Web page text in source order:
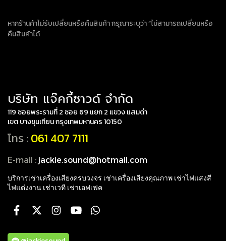
หากร้านค้าไม่รับเปลี่ยนหรือคืนสินค้า กรุณาระบุว่า “ไม่สามารถเปลี่ยนหรือ
คืนสินค้าได้
บริษัท แจ๊คกี้ซาวด์ จำกัด
119 ซอยพระรามที่ 2 ซอย 69 แยก 2 แขวง แสมดำ
เขต บางขุนเทียน กรุงเทพมหานคร 10150
โทร :061 407 7111
E-mail : jackie.sound@hotmail.com
บริการเช่าเครื่องเสียงครบวงจร เช่าเครื่องเสียงคุณภาพ เช่าไฟแสงสี
ไฟแต่งงาน เช่าเวที เช่าเอฟเฟค